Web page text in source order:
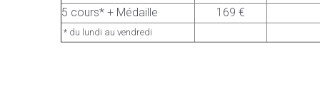
5 cours* + Médaille
169 €
* du lundi au vendredi